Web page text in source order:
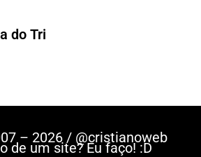
do Tri
– 2026 / @cristianoweb
de um site? Eu faço! :D